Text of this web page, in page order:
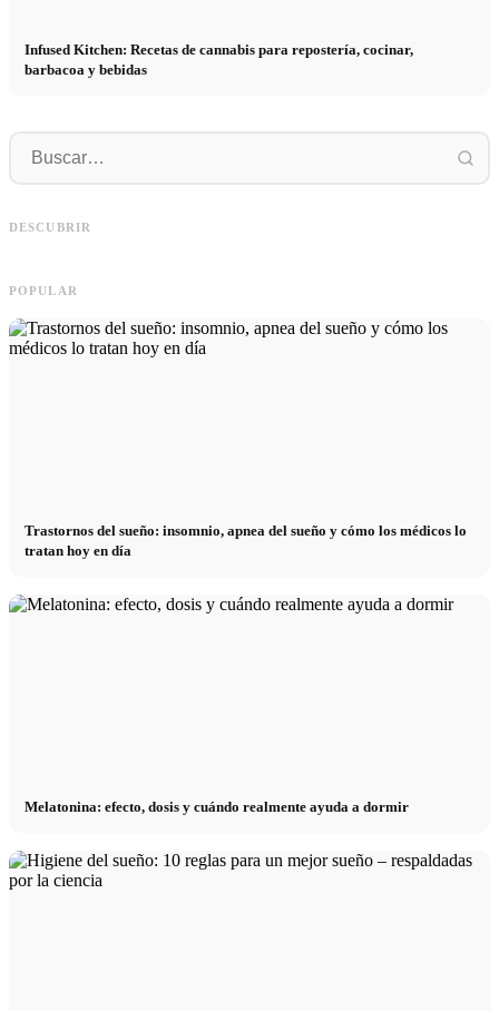
Infused Kitchen: Recetas de cannabis para repostería, cocinar,
barbacoa y bebidas
DESCUBRIR
Marketing
POPULAR
Trastornos del sueño: insomnio, apnea del sueño y cómo los médicos lo
tratan hoy en día
Melatonina: efecto, dosis y cuándo realmente ayuda a dormir